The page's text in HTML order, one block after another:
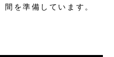
間を準備しています。